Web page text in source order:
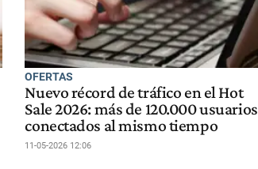
OFERTAS
Nuevo récord de tráfico en el Hot
Sale 2026: más de 120.000 usuarios
conectados al mismo tiempo
11-05-2026 12:06